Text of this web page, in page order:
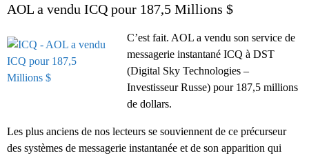
AOL a vendu ICQ pour 187,5 Millions $
C’est fait. AOL a vendu son service de
messagerie instantané ICQ à DST
(Digital Sky Technologies –
Investisseur Russe) pour 187,5 millions
de dollars.
Les plus anciens de nos lecteurs se souviennent de ce précurseur
des systèmes de messagerie instantanée et de son apparition qui